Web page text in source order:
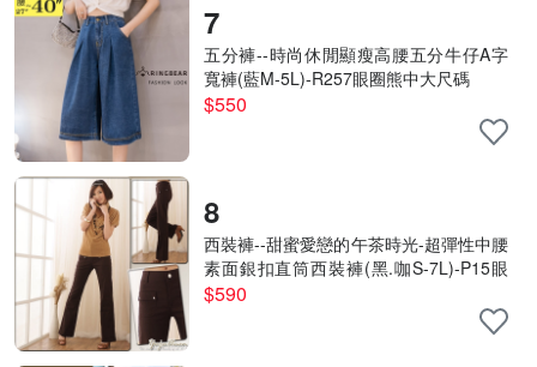
7
五分褲--時尚休閒顯瘦高腰五分牛仔A字
寬褲(藍M-5L)-R257眼圈熊中大尺碼
$550
8
西裝褲--甜蜜愛戀的午茶時光-超彈性中腰
素面銀扣直筒西裝褲(黑.咖S-7L)-P15眼
圈熊中大尺碼
$590